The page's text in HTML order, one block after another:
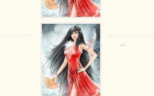
...